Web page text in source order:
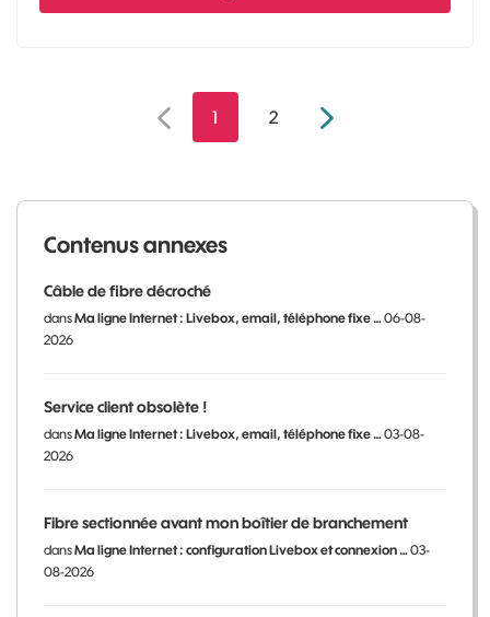
1 2
Contenus annexes
Câble de fibre décroché
dansMa ligne Internet : Livebox, email, téléphone fixe …06-08-
2026
Service client obsolète !
dansMa ligne Internet : Livebox, email, téléphone fixe …03-08-
2026
Fibre sectionnée avant mon boîtier de branchement
dansMa ligne Internet : configuration Livebox et connexion …03-
08-2026